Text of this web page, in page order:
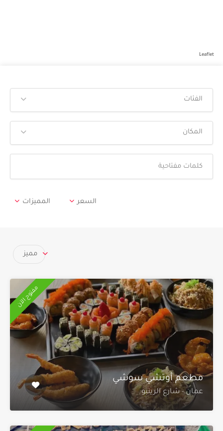
الفئات
المكان
المميزات السعر
مميز
مفتوح الآن
مطعم أوتشي سوشي
عمان - شارع الرينبو
Leaflet